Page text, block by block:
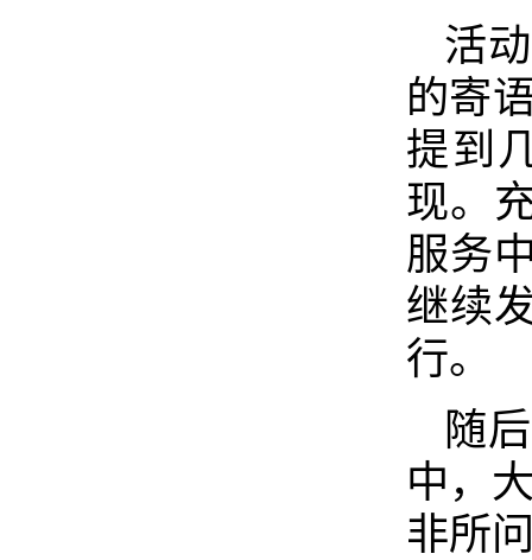
活
的寄
提到
现。
服务
继续
行。
随
中，
非所